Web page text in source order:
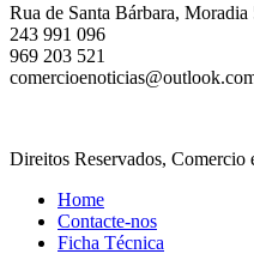
Rua de Santa Bárbara,
243 991 096
969 203 521
Direitos Reservados,
Home
Contacte-nos
Ficha Técnica